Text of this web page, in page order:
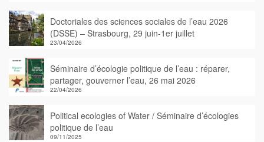
Doctoriales des sciences sociales de l’eau 2026
(DSSE) – Strasbourg, 29 juin-1er juillet
23/04/2026
Séminaire d’écologie politique de l’eau : réparer,
partager, gouverner l’eau, 26 mai 2026
22/04/2026
Political ecologies of Water / Séminaire d’écologies
politique de l’eau
09/11/2025